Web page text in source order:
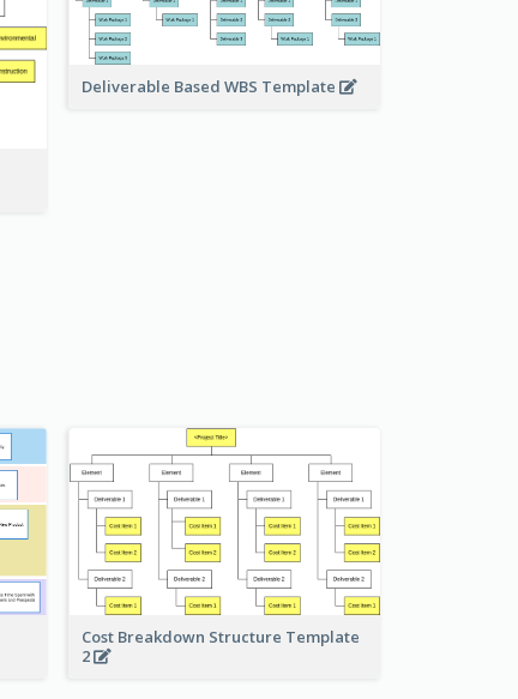
Deliverable Based WBS Template
Cost Breakdown Structure Template
2